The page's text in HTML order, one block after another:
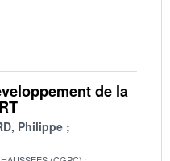
de la
Philippe